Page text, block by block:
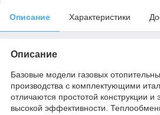
Описание Характеристики
Описание
Базовые модели газовых
производства с комплектующими
отличаются простотой конструкции и
высокой эффективности.